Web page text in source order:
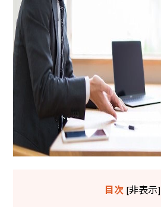
目次 [非表示]